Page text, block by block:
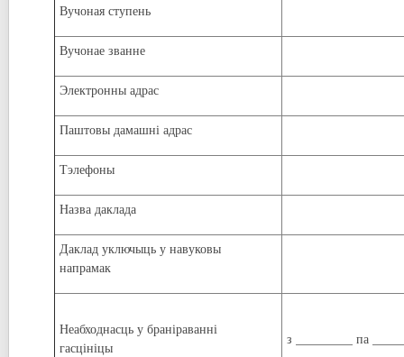
Вучоная ступень
Вучонае званне
Электронны адрас
Паштовы дамашні адрас
Тэлефоны
Назва даклада
Даклад уключыць у навуковы
напрамак
Неабходнасць у браніраванні
гасцініцы
з _________ па